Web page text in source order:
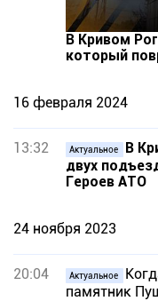
В Кривом
который
16 февраля 2024
13:32 Актуальное
В
двух
Героев АТО
24 ноября 2023
20:04 Актуальное
памятник